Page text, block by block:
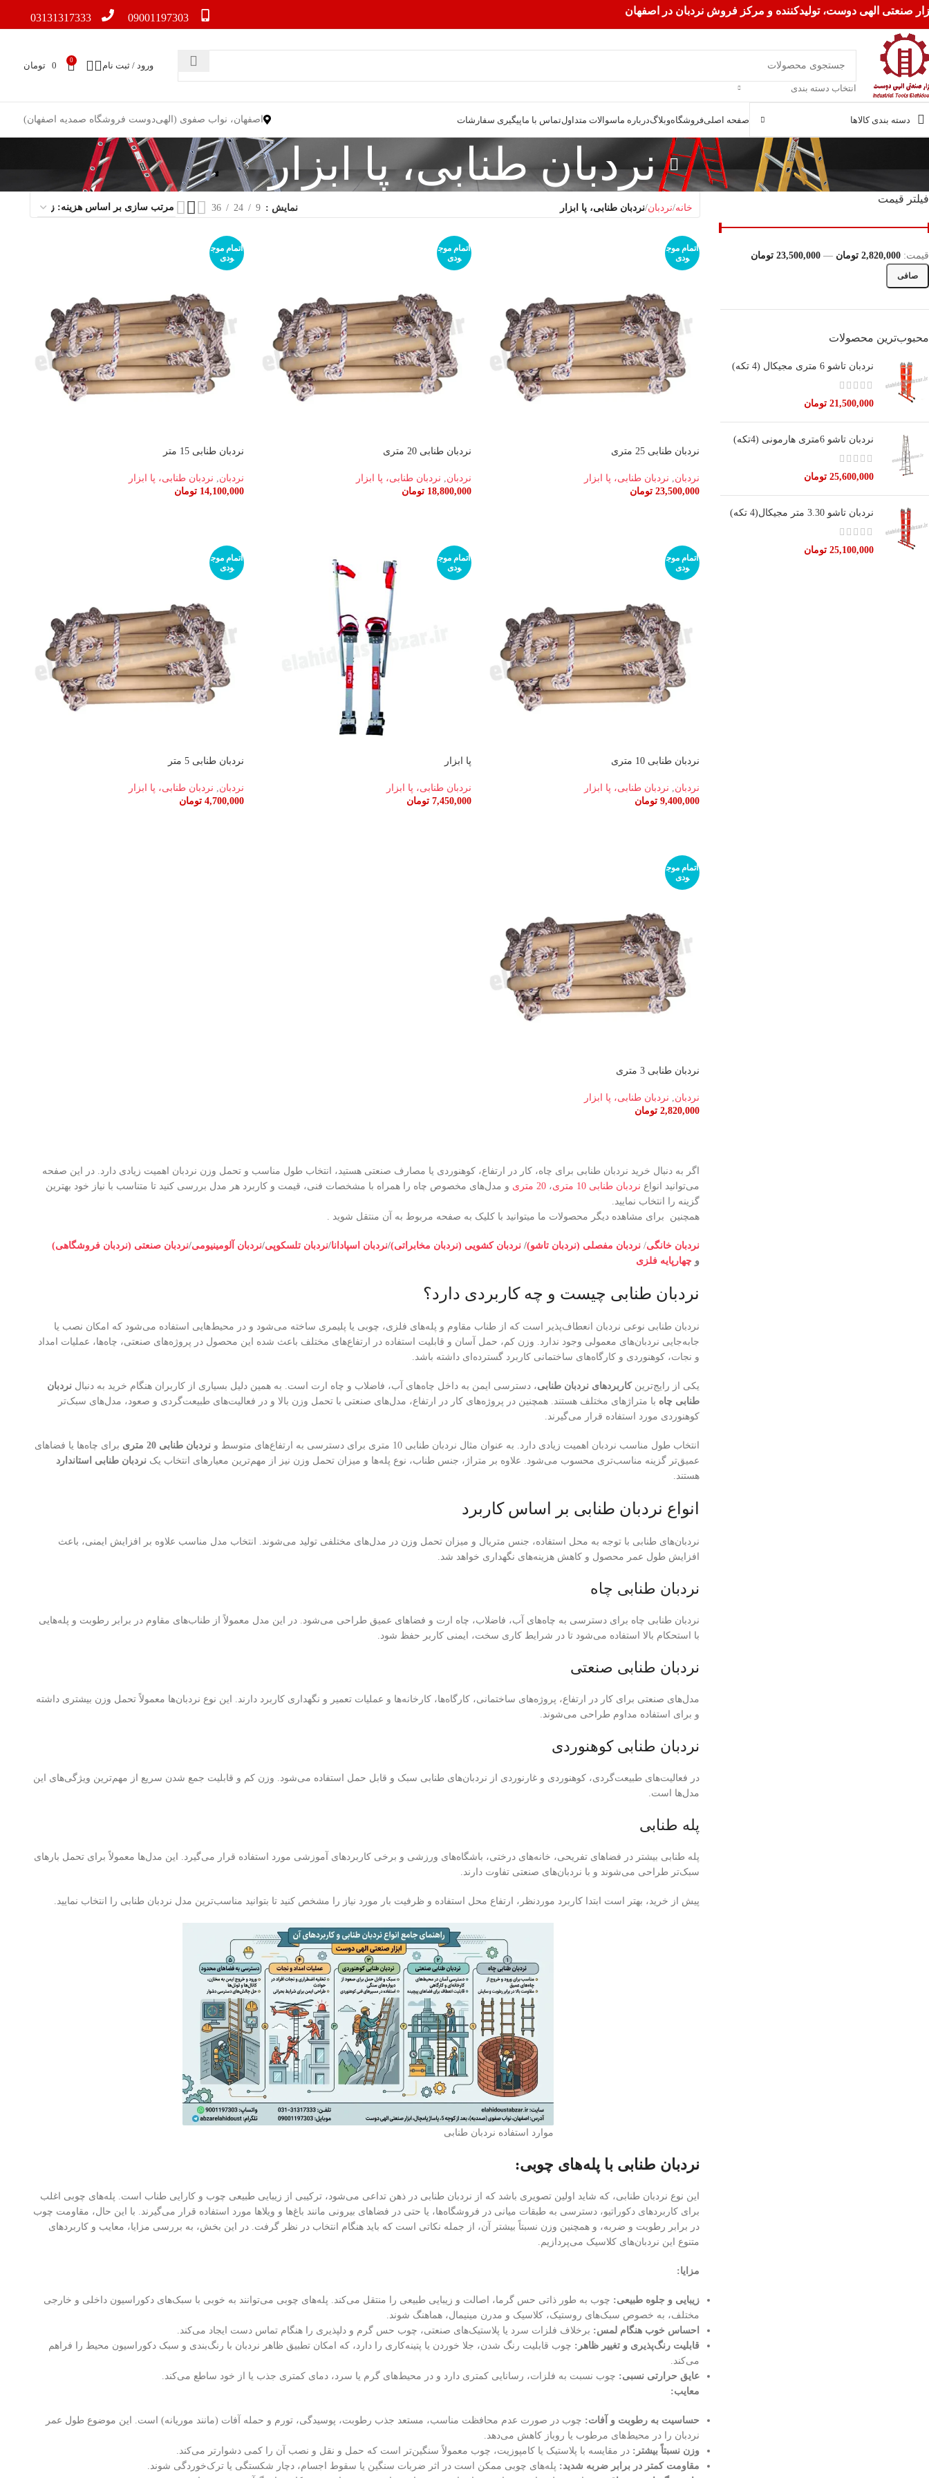
صنعتی الهی دوست، تولیدکننده و مرکز فروش نردبان در اصفهان
09001197303
03131317333
انتخاب دسته بندی
ورود / ثبت نام
0
0 تومان
دسته بندی کالاها صفحه اصلیفروشگاهوبلاگدرباره ماسوالات متداولتماس با ماپیگیری سفارشات اصفهان، نواب صفوی (الهی‌دوست فروشگاه صمدیه اصفهان)
نردبان طنابی، پا ابزار
فیلتر قیمت
صافی
قيمت: 2,820,000 تومان — 23,500,000 تومان
محبوب‌ترین محصولات
نردبان تاشو 6 متری مجیکال (4 تکه)
21,500,000 تومان
نردبان تاشو 6متری هارمونی (4تکه)
25,600,000 تومان
نردبان تاشو 3.30 متر مجیکال(4 تکه)
25,100,000 تومان
خانه نردبان نردبان طنابی، پا ابزار نمایش 9
24
36
اتمام موج
ودی
نردبان طنابی 25 متری
نردبان, نردبان طنابی، پا ابزار
23,500,000 تومان
اتمام موج
ودی
نردبان طنابی 20 متری
نردبان, نردبان طنابی، پا ابزار
18,800,000 تومان
اتمام موج
ودی
نردبان طنابی 15 متر
نردبان, نردبان طنابی، پا ابزار
14,100,000 تومان
اتمام موج
ودی
نردبان طنابی 10 متری
نردبان, نردبان طنابی، پا ابزار
9,400,000 تومان
اتمام موج
ودی
پا ابزار
نردبان طنابی، پا ابزار
7,450,000 تومان
اتمام موج
ودی
نردبان طنابی 5 متر
نردبان, نردبان طنابی، پا ابزار
4,700,000 تومان
اتمام موج
ودی
نردبان طنابی 3 متری
نردبان, نردبان طنابی، پا ابزار
2,820,000 تومان
اگر به دنبال خرید نردبان طنابی برای چاه، کار در ارتفاع، کوهنوردی یا مصارف صنعتی هستید، انتخاب طول مناسب و تحمل وزن نردبان اهمیت زیادی دارد. در این صفحه
می‌توانید انواع نردبان طنابی 10 متری ،20 متری
و مدل‌های مخصوص چاه را همراه با مشخصات فنی، قیمت و کاربرد هر مدل بررسی کنید تا متناسب با نیاز خود بهترین
گزینه را انتخاب نمایید.
همچنین برای مشاهده دیگر محصولات ما میتوانید با کلیک به صفحه مربوط به آن منتقل شوید .
نردبان خانگی/نردبان مفصلی (نردبان تاشو)/نردبان کشویی (نردبان مخابراتی)/نردبان اسپادانا/نردبان تلسکوپی/نردبان آلومینیومی/نردبان صنعتی (نردبان فروشگاهی)
وچهارپایه فلزی
نردبان طنابی چیست و چه کاربردی دارد؟
نردبان طنابی نوعی نردبان انعطاف‌پذیر است که از طناب مقاوم و پله‌های فلزی، چوبی یا پلیمری ساخته می‌شود و در محیط‌هایی استفاده می‌شود که امکان نصب یا
جابه‌جایی نردبان‌های معمولی وجود ندارد. وزن کم، حمل آسان و قابلیت استفاده در ارتفاع‌های مختلف باعث شده این محصول در پروژه‌های صنعتی، چاه‌ها، عملیات امداد
و نجات، کوهنوردی و کارگاه‌های ساختمانی کاربرد گسترده‌ای داشته باشد.
یکی از رایج‌ترینکاربردهای نردبان طنابی، دسترسی ایمن به داخل چاه‌های آب، فاضلاب و چاه ارت است. به همین دلیل بسیاری از کاربران هنگام خرید به دنبالنردبان
طنابی چاه با متراژهای مختلف هستند. همچنین در پروژه‌های کار در ارتفاع، مدل‌های صنعتی با تحمل وزن بالا و در فعالیت‌های طبیعت‌گردی و صعود، مدل‌های سبک‌تر
کوهنوردی مورد استفاده قرار می‌گیرند.
انتخاب طول مناسب نردبان اهمیت زیادی دارد. به عنوان مثال نردبان طنابی 10 متری برای دسترسی به ارتفاع‌های متوسط و نردبان طنابی 20 متری
برای چاه‌ها یا فضاهای
عمیق‌تر گزینه مناسب‌تری محسوب می‌شود. علاوه بر متراژ، جنس طناب، نوع پله‌ها و میزان تحمل وزن نیز از مهم‌ترین معیارهای انتخاب یکنردبان طنابی استاندارد
هستند.
انواع نردبان طنابی بر اساس کاربرد
نردبان‌های طنابی با توجه به محل استفاده، جنس متریال و میزان تحمل وزن در مدل‌های مختلفی تولید می‌شوند. انتخاب مدل مناسب علاوه بر افزایش ایمنی، باعث
افزایش طول عمر محصول و کاهش هزینه‌های نگهداری خواهد شد.
نردبان طنابی چاه
نردبان طنابی چاه برای دسترسی به چاه‌های آب، فاضلاب، چاه ارت و فضاهای عمیق طراحی می‌شود. در این مدل معمولاً از طناب‌های مقاوم در برابر رطوبت و پله‌هایی
با استحکام بالا استفاده می‌شود تا در شرایط کاری سخت، ایمنی کاربر حفظ شود.
نردبان طنابی صنعتی
مدل‌های صنعتی برای کار در ارتفاع، پروژه‌های ساختمانی، کارگاه‌ها، کارخانه‌ها و عملیات تعمیر و نگهداری کاربرد دارند. این نوع نردبان‌ها معمولاً تحمل وزن بیشتری داشته
و برای استفاده مداوم طراحی می‌شوند.
نردبان طنابی کوهنوردی
در فعالیت‌های طبیعت‌گردی، کوهنوردی و غارنوردی از نردبان‌های طنابی سبک و قابل حمل استفاده می‌شود. وزن کم و قابلیت جمع شدن سریع از مهم‌ترین ویژگی‌های این
مدل‌ها است.
پله طنابی
پله طنابی بیشتر در فضاهای تفریحی، خانه‌های درختی، باشگاه‌های ورزشی و برخی کاربردهای آموزشی مورد استفاده قرار می‌گیرد. این مدل‌ها معمولاً برای تحمل بارهای
سبک‌تر طراحی می‌شوند و با نردبان‌های صنعتی تفاوت دارند.
پیش از خرید، بهتر است ابتدا کاربرد موردنظر، ارتفاع محل استفاده و ظرفیت بار مورد نیاز را مشخص کنید تا بتوانید مناسب‌ترین مدل نردبان طنابی را انتخاب نمایید.
موارد استفاده نردبان طنابی
نردبان طنابی با پله‌های چوبی:
این نوع نردبان طنابی، که شاید اولین تصویری باشد که از نردبان طنابی در ذهن تداعی می‌شود، ترکیبی از زیبایی طبیعی چوب و کارایی طناب است. پله‌های چوبی اغلب
برای کاربردهای دکوراتیو، دسترسی به طبقات میانی در فروشگاه‌ها، یا حتی در فضاهای بیرونی مانند باغ‌ها و ویلاها مورد استفاده قرار می‌گیرند. با این حال، مقاومت چوب
در برابر رطوبت و ضربه، و همچنین وزن نسبتاً بیشتر آن، از جمله نکاتی است که باید هنگام انتخاب در نظر گرفت. در این بخش، به بررسی مزایا، معایب و کاربردهای
متنوع این نردبان‌های کلاسیک می‌پردازیم.
مزایا:
زیبایی و جلوه طبیعی: چوب به طور ذاتی حس گرما، اصالت و زیبایی طبیعی را منتقل می‌کند. پله‌های چوبی می‌توانند به خوبی با سبک‌های دکوراسیون داخلی و خارجی
مختلف، به خصوص سبک‌های روستیک، کلاسیک و مدرن مینیمال، هماهنگ شوند.
احساس خوب هنگام لمس: برخلاف فلزات سرد یا پلاستیک‌های صنعتی، چوب حس گرم و دلپذیری را هنگام تماس دست ایجاد می‌کند.
قابلیت رنگ‌پذیری و تغییر ظاهر: چوب قابلیت رنگ شدن، جلا خوردن یا پتینه‌کاری را دارد، که امکان تطبیق ظاهر نردبان با رنگ‌بندی و سبک دکوراسیون محیط را فراهم
می‌کند.
عایق حرارتی نسبی: چوب نسبت به فلزات، رسانایی کمتری دارد و در محیط‌های گرم یا سرد، دمای کمتری جذب یا از خود ساطع می‌کند.
معایب:
حساسیت به رطوبت و آفات: چوب در صورت عدم محافظت مناسب، مستعد جذب رطوبت، پوسیدگی، تورم و حمله آفات (مانند موریانه) است. این موضوع طول عمر
نردبان را در محیط‌های مرطوب یا روباز کاهش می‌دهد.
وزن نسبتاً بیشتر: در مقایسه با پلاستیک یا کامپوزیت، چوب معمولاً سنگین‌تر است که حمل و نقل و نصب آن را کمی دشوارتر می‌کند.
مقاومت کمتر در برابر ضربه شدید: پله‌های چوبی ممکن است در اثر ضربات سنگین یا سقوط اجسام، دچار شکستگی یا ترک‌خوردگی شوند.